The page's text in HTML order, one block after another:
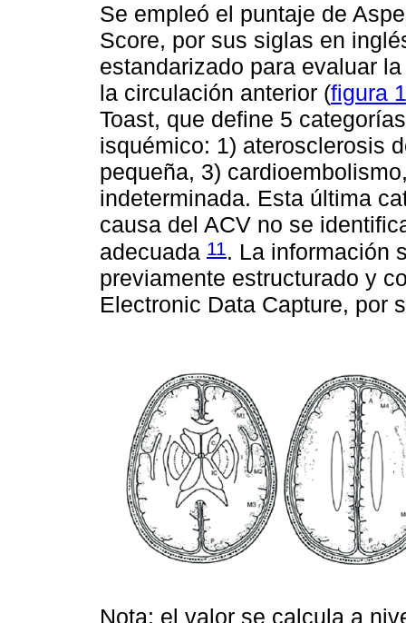
Se empleó el puntaje de
Score, por sus siglas en
estandarizado para evaluar
la circulación anterior (figura 1
Toast, que define 5
isquémico: 1) aterosclerosis
pequeña, 3)
indeterminada. Esta última
causa del ACV no se
adecuada 11. La información
previamente estructurado y
Electronic Data Capture, por
Nota: el valor se calcula a